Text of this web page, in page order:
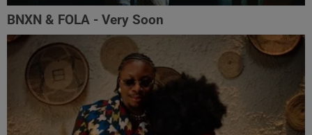
BNXN & FOLA - Very Soon